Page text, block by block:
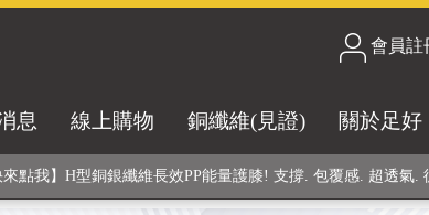
會員註
息 線上購物 銅纖維(見證) 關於足好
技術! 黑晶竹炭+PP聚丙烯纖維 (登山服、醫療級高性能纖維素
點我】H型銅銀纖維長效PP能量護膝! 支撐. 包覆感. 超透氣.
【快來點我】三金家族- 專利活氧 男女內褲系列